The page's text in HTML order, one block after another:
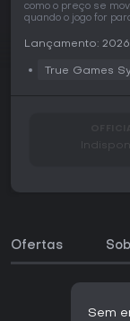
como o preço se
quando o jogo for
Lançamento: 2026
True Games
Ofertas
Sem